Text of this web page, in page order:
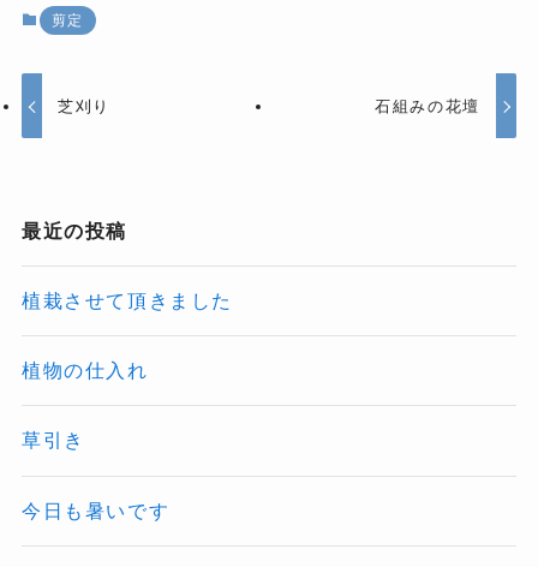
剪定
芝刈り 石組みの花壇
最近の投稿
植栽させて頂きました
植物の仕入れ
草引き
今日も暑いです